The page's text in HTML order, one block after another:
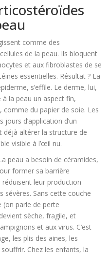
comme des
de la peau. Ils bloquent
et aux fibroblastes de se
essentielles. Résultat ? La
s’effile. Le derme, lui,
la peau un aspect fin,
du papier de soie. Les
d’application d’un
déjà altérer la structure de
visible à l’œil nu.
peau a besoin de céramides,
former sa barrière
leur production
sévères. Sans cette couche
(on parle de perte
sèche, fragile, et
et aux virus. C’est
les plis des aines, les
Chez les enfants, la